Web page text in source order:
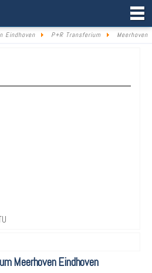
Eindhoven P+R Transferium Meerhoven
Meerhoven Eindhoven